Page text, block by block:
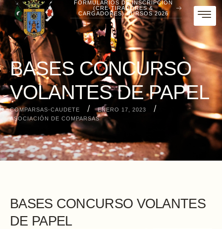
FORMULARIOS DE INSCRIPCIÓN
(CRE-TIRADORES &
CARGADORES) CURSOS 2026
BASES CONCURSO
VOLANTES DE PAPEL
COMPARSAS-CAUDETE / ENERO 17, 2023 /
ASOCIACIÓN DE COMPARSAS
BASES CONCURSO VOLANTES
DE PAPEL